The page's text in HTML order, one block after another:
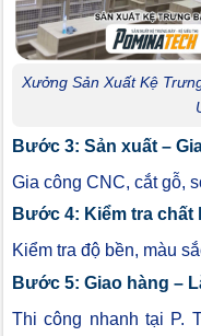
Xưởng Sản Xuất Kệ
Bước 3: Sản xuất –
Gia công CNC, cắt gỗ,
Bước 4: Kiểm tra chất
Kiểm tra độ bền, màu
Bước 5: Giao hàng –
Thi công nhanh tại P.